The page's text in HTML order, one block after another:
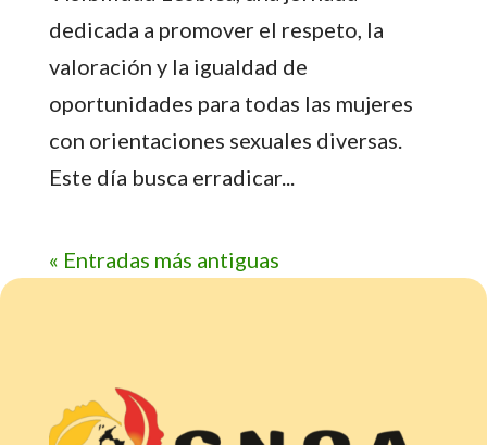
dedicada a promover el respeto, la
valoración y la igualdad de
oportunidades para todas las mujeres
con orientaciones sexuales diversas.
Este día busca erradicar...
« Entradas más antiguas